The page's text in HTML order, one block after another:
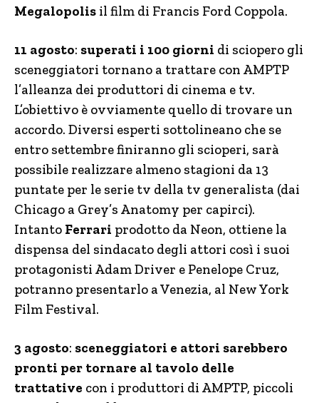
Megalopolis il film di Francis Ford Coppola.
11 agosto: superati i 100 giorni di sciopero gli
sceneggiatori tornano a trattare con AMPTP
l’alleanza dei produttori di cinema e tv.
L’obiettivo è ovviamente quello di trovare un
accordo. Diversi esperti sottolineano che se
entro settembre finiranno gli scioperi, sarà
possibile realizzare almeno stagioni da 13
puntate per le serie tv della tv generalista (dai
Chicago a Grey’s Anatomy per capirci).
Intanto Ferrari prodotto da Neon, ottiene la
dispensa del sindacato degli attori così i suoi
protagonisti Adam Driver e Penelope Cruz,
potranno presentarlo a Venezia, al New York
Film Festival.
3 agosto: sceneggiatori e attori sarebbero
pronti per tornare al tavolo delle
trattative con i produttori di AMPTP, piccoli